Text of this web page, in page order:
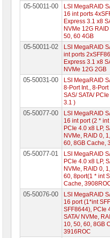
RAID-
контроллеры
Adaptec
Intel
Logic
►
RAID-
RAID-
контроллеры
05-50011-00
LSI MegaRAID
16 int ports
Express 3.1 x8
NVMe 12G
50, 60 4GB
05-50011-02
LSI MegaRAID
int ports
Express 3.1 x8
NVMe 12G 2GB
05-50031-00
LSI MegaRAID
8-Port Int., 8-Port
SAS/ SATA/
3.1 )
05-50077-00
LSI MegaRAID
16 int port (2 *
PCIe 4.0 x8 LP,
NVMe, RAID 0,
60, 8GB Cache,
05-50077-01
LSI MegaRAID
PCIe 4.0 x8 LP,
NVMe, RAID 0,
60, 8port(1 * int
Cache,
05-50076-00
LSI MegaRAID
16 port (1*int
SFF8644), PCIe
SATA/ NVMe,
10, 50, 60, 8GB
3916ROC